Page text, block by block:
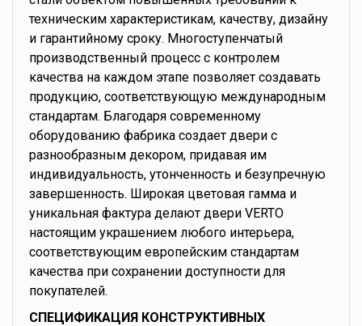
техническим характеристикам, качеству, дизайну
и гарантийному сроку. Многоступенчатый
производственный процесс с контролем
качества на каждом этапе позволяет создавать
продукцию, соответствующую международным
стандартам. Благодаря современному
оборудованию фабрика создает двери с
разнообразным декором, придавая им
индивидуальность, утонченность и безупречную
завершенность. Широкая цветовая гамма и
уникальная фактура делают двери VERTO
настоящим украшением любого интерьера,
соответствующим европейским стандартам
качества при сохранении доступности для
покупателей.
СПЕЦИФИКАЦИЯ КОНСТРУКТИВНЫХ